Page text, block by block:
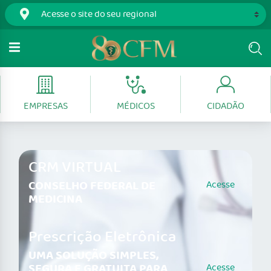
EMPRESAS MÉDICOS CIDADÃO
CRM VIRTUAL
CONSELHO FEDERAL DE
MEDICINA
Acesse
Prescrição Eletrônica
UMA SOLUÇÃO SIMPLES,
Acesse